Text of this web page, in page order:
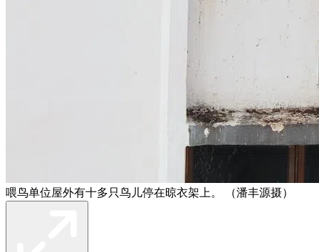
喂鸟单位屋外有十多只鸟儿停在晾衣架上。 （潘丰源摄）